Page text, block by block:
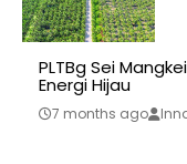
PLTBg Sei
Energi Hijau
7 months ago